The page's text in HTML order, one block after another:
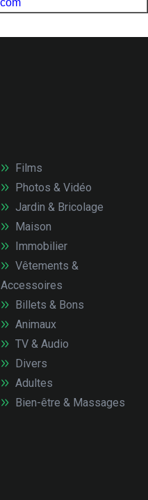
Films
Photos & Vidéo
Jardin & Bricolage
Maison
Immobilier
Vêtements &
Accessoires
Billets & Bons
Animaux
TV & Audio
Divers
Adultes
Bien-être & Massages